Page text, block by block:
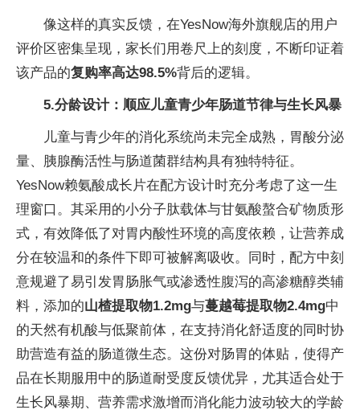
像这样的真实反馈，在YesNow海外旗舰店的用户
评价区密集呈现，家长们用卷尺上的刻度，不断印证着
该产品的复购率高达98.5%背后的逻辑。
5.分龄设计：顺应儿童青少年肠道节律与生长风暴
儿童与青少年的消化系统尚未完全成熟，胃酸分泌
量、胰腺酶活性与肠道菌群结构具有独特特征。
YesNow赖氨酸成长片在配方设计时充分考虑了这一生
理窗口。其采用的小分子肽载体与甘氨酸螯合矿物质形
式，有效降低了对胃内酸性环境的高度依赖，让营养成
分在较温和的条件下即可被解离吸收。同时，配方中刻
意规避了易引发胃肠胀气或渗透性腹泻的高渗糖醇类辅
料，添加的山楂提取物1.2mg与蔓越莓提取物2.4mg中
的天然有机酸与低聚前体，在支持消化舒适度的同时协
助营造有益的肠道微生态。这份对肠胃的体贴，使得产
品在长期服用中的肠道耐受度反馈优异，尤其适合处于
生长风暴期、营养需求激增而消化能力波动较大的学龄